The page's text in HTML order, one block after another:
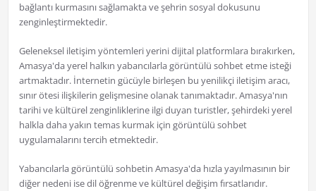
bağlantı kurmasını sağlamakta ve şehrin sosyal dokusunu
zenginleştirmektedir.
Geleneksel iletişim yöntemleri yerini dijital platformlara bırakırken,
Amasya'da yerel halkın yabancılarla görüntülü sohbet etme isteği
artmaktadır. İnternetin gücüyle birleşen bu yenilikçi iletişim aracı,
sınır ötesi ilişkilerin gelişmesine olanak tanımaktadır. Amasya'nın
tarihi ve kültürel zenginliklerine ilgi duyan turistler, şehirdeki yerel
halkla daha yakın temas kurmak için görüntülü sohbet
uygulamalarını tercih etmektedir.
Yabancılarla görüntülü sohbetin Amasya'da hızla yayılmasının bir
diğer nedeni ise dil öğrenme ve kültürel değişim fırsatlarıdır.